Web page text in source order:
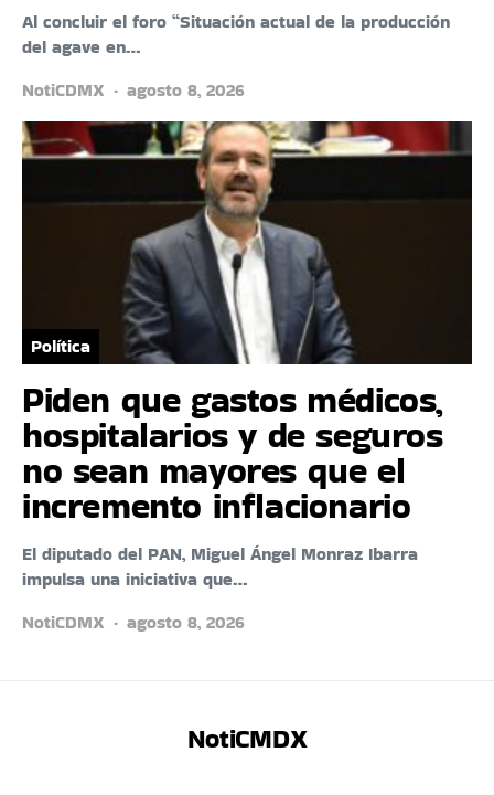
Al concluir el foro “Situación actual de la producción
del agave en…
NotiCDMX
agosto 8, 2026
Política
Piden que gastos médicos,
hospitalarios y de seguros
no sean mayores que el
incremento inflacionario
El diputado del PAN, Miguel Ángel Monraz Ibarra
impulsa una iniciativa que…
NotiCDMX
agosto 8, 2026
NotiCMDX